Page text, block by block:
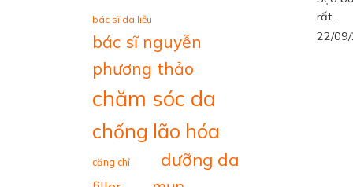
bác sĩ da liễu
bác sĩ nguyễn
phương thảo
chăm sóc da
chống lão hóa
căng chỉ dưỡng da
rất...
22/